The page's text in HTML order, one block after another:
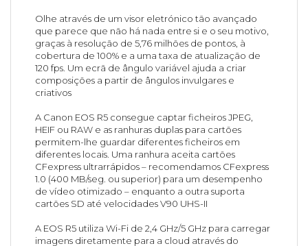
Olhe através de um visor eletrónico tão avançado
que parece que não há nada entre si e o seu motivo,
graças à resolução de 5,76 milhões de pontos, à
cobertura de 100% e a uma taxa de atualização de
120 fps. Um ecrã de ângulo variável ajuda a criar
composições a partir de ângulos invulgares e
criativos
A Canon EOS R5 consegue captar ficheiros JPEG,
HEIF ou RAW e as ranhuras duplas para cartões
permitem-lhe guardar diferentes ficheiros em
diferentes locais. Uma ranhura aceita cartões
CFexpress ultrarrápidos – recomendamos CFexpress
1.0 (400 MB/seg. ou superior) para um desempenho
de vídeo otimizado – enquanto a outra suporta
cartões SD até velocidades V90 UHS-II
A EOS R5 utiliza Wi-Fi de 2,4 GHz/5 GHz para carregar
imagens diretamente para a cloud através do